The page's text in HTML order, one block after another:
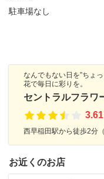
駐車場なし
なんでもない日を”ちょ
花で毎日に彩りを。
セントラルフラワ
3.61
西早稲田駅から徒歩2分
お近くのお店